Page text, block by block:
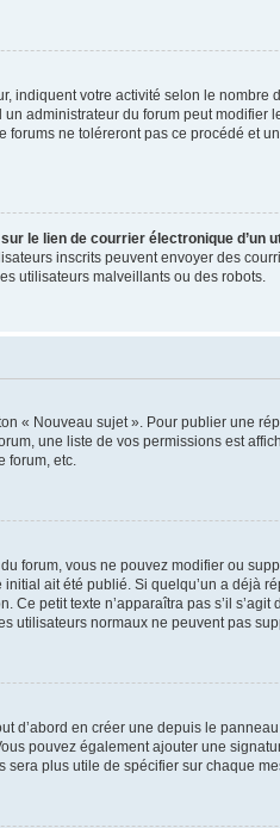
indiquent votre activité selon le
administrateur du forum peut
forums ne toléreront pas ce procédé et
le lien de courrier électronique d’un
inscrits peuvent envoyer des
utilisateurs malveillants ou des robots.
« Nouveau sujet ». Pour publier une
une liste de vos permissions est
forum, etc.
forum, vous ne pouvez modifier ou
ait été publié. Si quelqu’un a déjà
Ce petit texte n’apparaîtra pas s’il
utilisateurs normaux ne peuvent pas
d’abord en créer une depuis le
pouvez également ajouter une
plus utile de spécifier sur chaque